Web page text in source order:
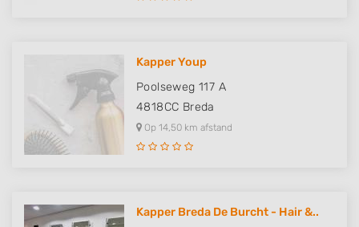
Kapper Youp
Poolseweg 117 A
4818CC Breda
Op 14,50 km afstand
Kapper Breda De Burcht - Hair &..